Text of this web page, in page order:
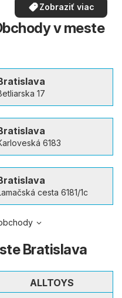
Zobraziť viac
v meste
17
6183
cesta 6181/1c
Bratislava
ALLTOYS